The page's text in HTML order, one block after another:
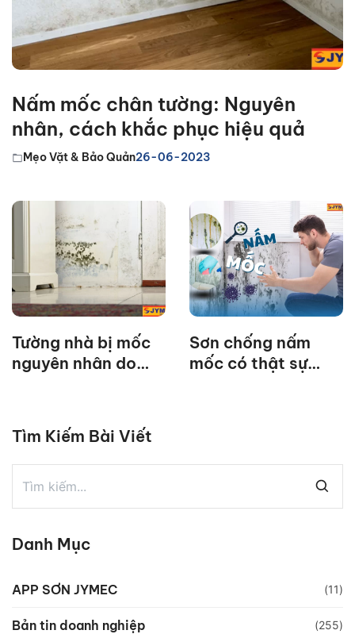
Nấm mốc chân tường: Nguyên
nhân, cách khắc phục hiệu quả
Mẹo Vặt & Bảo Quản26-06-2023
Tường nhà bị mốc
nguyên nhân do
Sơn chống nấm
mốc có thật sự
Tìm Kiếm Bài Viết
Danh Mục
APP SƠN JYMEC (11)
Bản tin doanh nghiệp (255)